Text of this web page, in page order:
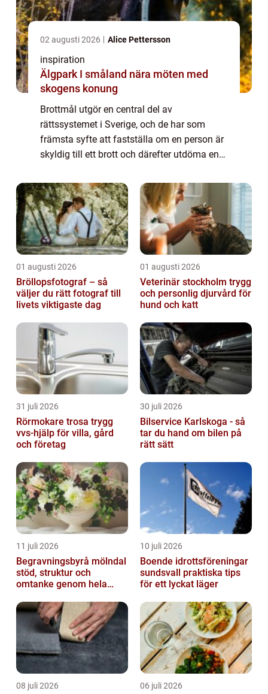
02 augusti 2026 Alice Pettersson
inspiration
Älgpark I småland nära möten med
skogens konung
Brottmål utgör en central del av
rättssystemet i Sverige, och de har som
främsta syfte att fastställa om en person är
skyldig till ett brott och därefter utdöma en
01 augusti 2026
Bröllopsfotograf – så
väljer du rätt fotograf till
livets viktigaste dag
01 augusti 2026
Veterinär stockholm trygg
och personlig djurvård för
hund och katt
31 juli 2026
Rörmokare trosa trygg
vvs-hjälp för villa, gård
och företag
30 juli 2026
Bilservice Karlskoga - så
tar du hand om bilen på
rätt sätt
11 juli 2026
Begravningsbyrå mölndal
stöd, struktur och
omtanke genom hela
10 juli 2026
Boende idrottsföreningar
sundsvall praktiska tips
för ett lyckat läger
08 juli 2026 06 juli 2026